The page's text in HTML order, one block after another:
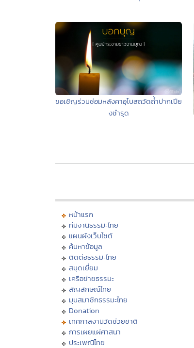
ขอเชิญร่วมซ่อมหลังคาอุโบสถวัดถ้ำปากเปีย
งชำรุด
หน้าแรก
ทีมงานธรรมะไทย
แผนผังเว็บไซต์
ค้นหาข้อมูล
ติดต่อธรรมะไทย
สมุดเยี่ยม
เครือข่ายธรรมะ
สัญลักษณ์ไทย
มุมสมาชิกธรรมะไทย
Donation
เทศกาลงานวัดช่วยชาติ
การเผยแผ่ศาสนา
ประเพณีไทย